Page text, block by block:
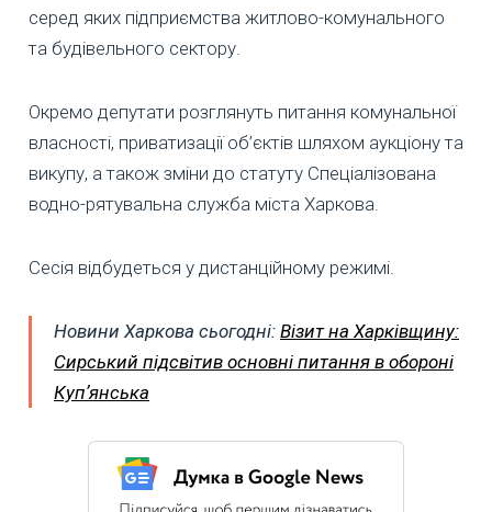
серед яких підприємства житлово-комунального
та будівельного сектору.
Окремо депутати розглянуть питання комунальної
власності, приватизації об’єктів шляхом аукціону та
викупу, а також зміни до статуту Спеціалізована
водно-рятувальна служба міста Харкова.
Сесія відбудеться у дистанційному режимі.
Новини Харкова сьогодні: Візит на Харківщину:
Сирський підсвітив основні питання в обороні
Купʼянська